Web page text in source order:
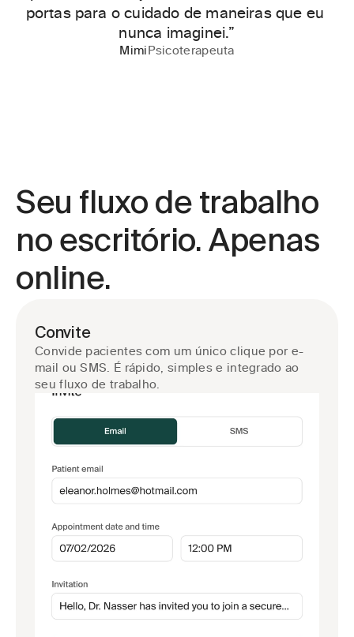
portas para o cuidado de maneiras que eu
nunca imaginei.”
MimiPsicoterapeuta
Seu fluxo de trabalho
no escritório. Apenas
online.
Convite
Convide pacientes com um único clique por e-
mail ou SMS. É rápido, simples e integrado ao
seu fluxo de trabalho.